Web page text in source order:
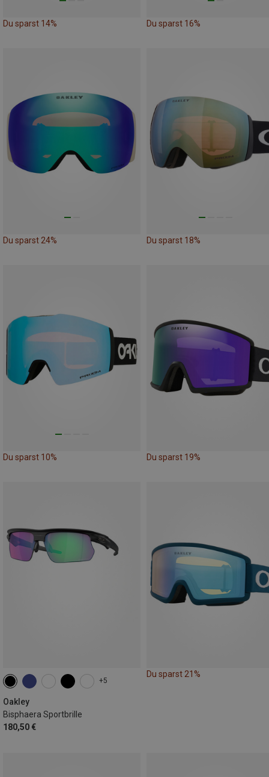
Du sparst 14% Du sparst 16%
Du sparst 24% Du sparst 18%
Du sparst 10% Du sparst 19%
+5
Oakley
Bisphaera Sportbrille
180,50 €
Du sparst 21%